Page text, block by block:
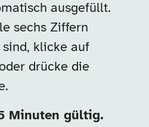
ausgefüllt.
sechs Ziffern
klicke auf
drücke die
Minuten gültig.